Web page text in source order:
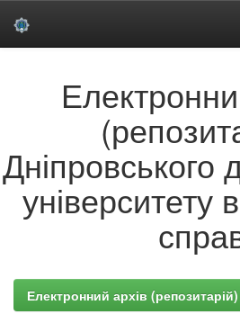
Дніпровського
університету
Електронний архів